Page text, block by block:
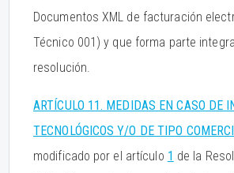
Documentos XML de facturación
Técnico 001) y que forma parte
resolución.
ARTÍCULO 11. MEDIDAS EN CASO DE
TECNOLÓGICOS Y/O DE TIPO
modificado por el artículo 1 de la